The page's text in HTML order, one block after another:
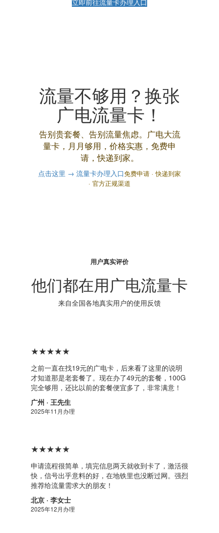
立即前往流量卡办理入口
流量不够用？换张
广电流量卡！
告别贵套餐、告别流量焦虑。广电大流
量卡，月月够用，价格实惠，免费申
请，快递到家。
点击这里 → 流量卡办理入口免费申请 · 快递到家
· 官方正规渠道
用户真实评价
他们都在用广电流量卡
来自全国各地真实用户的使用反馈
★★★★★
之前一直在找19元的广电卡，后来看了这里的说明
才知道那是老套餐了。现在办了49元的套餐，100G
完全够用，还比以前的套餐便宜多了，非常满意！
广州 · 王先生
2025年11月办理
★★★★★
申请流程很简单，填完信息两天就收到卡了，激活很
快，信号出乎意料的好，在地铁里也没断过网。强烈
推荐给流量需求大的朋友！
北京 · 李女士
2025年12月办理